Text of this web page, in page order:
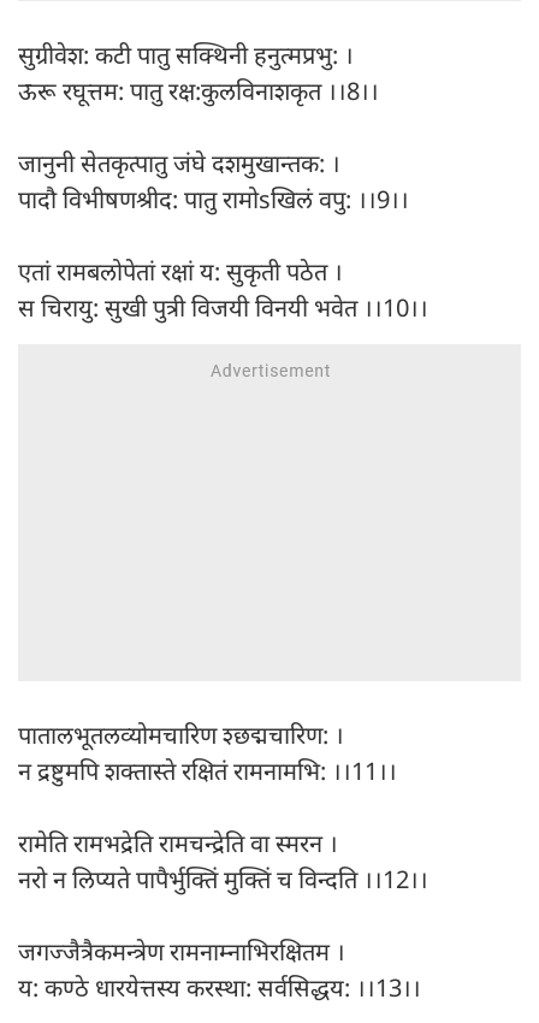
सुग्रीवेश: कटी पातु सक्थिनी हनुत्मप्रभु: ।
ऊरू रघूत्तम: पातु रक्ष:कुलविनाशकृत ।।8।।
जानुनी सेतकृत्पातु जंघे दशमुखान्तक: ।
पादौ विभीषणश्रीद: पातु रामोsखिलं वपु: ।।9।।
एतां रामबलोपेतां रक्षां य: सुकृती पठेत ।
स चिरायु: सुखी पुत्री विजयी विनयी भवेत ।।10।।
पातालभूतलव्योमचारिण श्छद्मचारिण: ।
न द्रष्टुमपि शक्तास्ते रक्षितं रामनामभि: ।।11।।
रामेति रामभद्रेति रामचन्द्रेति वा स्मरन ।
नरो न लिप्यते पापैर्भुक्तिं मुक्तिं च विन्दति ।।12।।
जगज्जैत्रैकमन्त्रेण रामनाम्नाभिरक्षितम ।
य: कण्ठे धारयेत्तस्य करस्था: सर्वसिद्धय: ।।13।।